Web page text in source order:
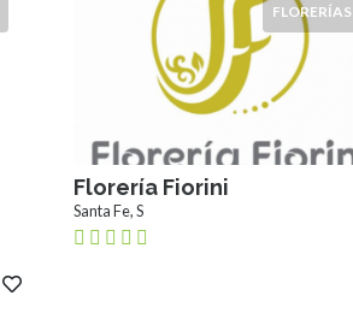
FLORERÍAS
Florería Fiorini
Santa Fe, S